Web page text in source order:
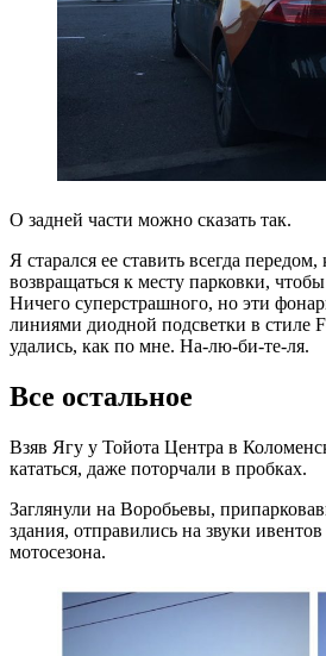
О задней части можно сказать так.
Я старался ее ставить всегда передом,
возвращаться к месту парковки,
Ничего суперстрашного, но эти
линиями диодной подсветки в стиле
удались, как по мне. На-лю-би-те-ля.
Все остальное
Взяв Ягу у Тойота Центра в
кататься, даже поторчали в пробках.
Заглянули на Воробьевы,
здания, отправились на звуки
мотосезона.